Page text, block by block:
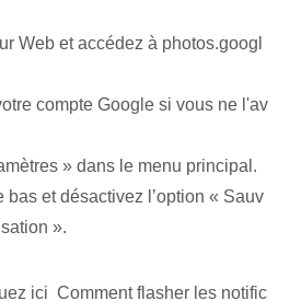
Web et accédez à photos.googl
compte Google si vous ne l'av
»⁣ dans le menu principal.
bas et désactivez l’option « Sauv
».
ici Comment flasher les notific